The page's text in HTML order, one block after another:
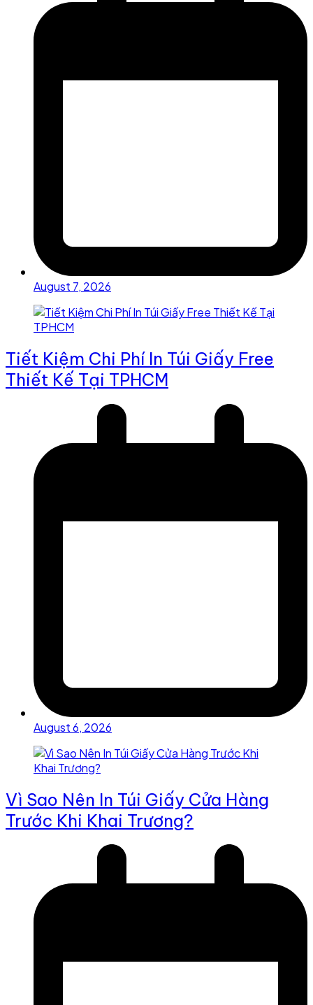
August 7, 2026
Tiết Kiệm Chi Phí In Túi Giấy Free
Thiết Kế Tại TPHCM
August 6, 2026
Vì Sao Nên In Túi Giấy Cửa Hàng
Trước Khi Khai Trương?